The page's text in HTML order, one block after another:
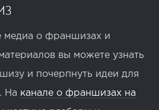
медиа о франшизах и
вы можете узнать
и почерпнуть идеи для
На канале о франшизах на